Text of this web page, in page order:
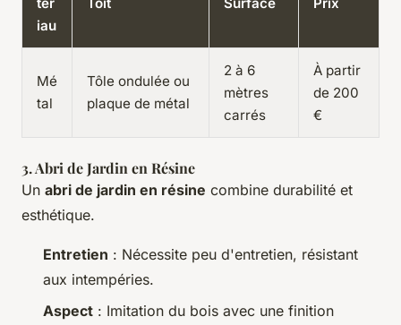
tér
iau
Toit Surface Prix
Mé
tal
Tôle ondulée ou
plaque de métal
2 à 6
mètres
carrés
À partir
de 200
€
3. Abri de Jardin en Résine
Un abri de jardin en résine combine durabilité et
esthétique.
Entretien : Nécessite peu d'entretien, résistant
aux intempéries.
Aspect : Imitation du bois avec une finition